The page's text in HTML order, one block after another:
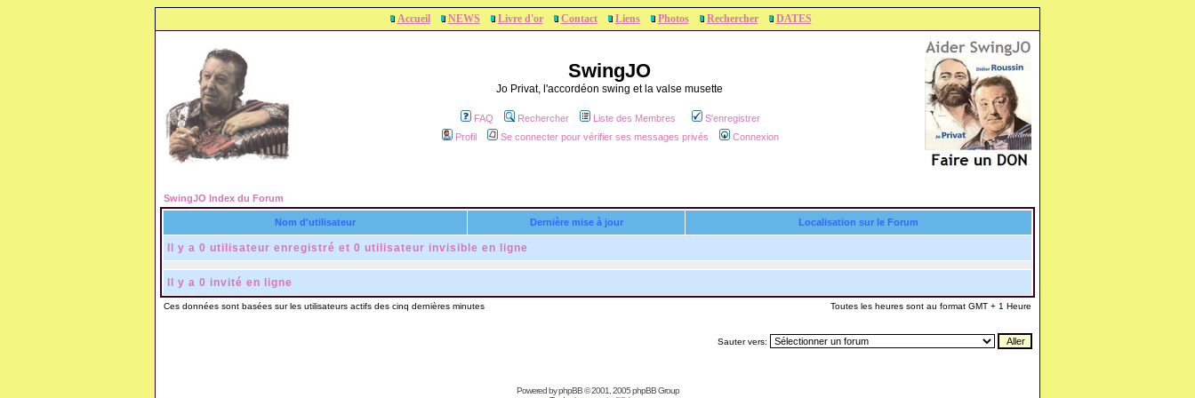
Accueil NEWS Livre d'or Contact Liens Photos Rechercher DATES
SwingJO
Jo Privat, l'accordéon swing et la valse musette
FAQ Rechercher Liste des Membres
S'enregistrer
Profil
Se connecter pour vérifier ses messages privés Connexion
SwingJO Index du Forum
Nom d'utilisateur Dernière mise à jour Localisation sur le Forum
Il y a 0 utilisateur enregistré et 0 utilisateur invisible en ligne
Il y a 0 invité en ligne
Ces données sont basées sur les utilisateurs actifs des cinq dernières minutes Toutes les heures sont au format GMT + 1 Heure
Sauter vers:
Powered byphpBB© 2001, 2005 phpBB Group